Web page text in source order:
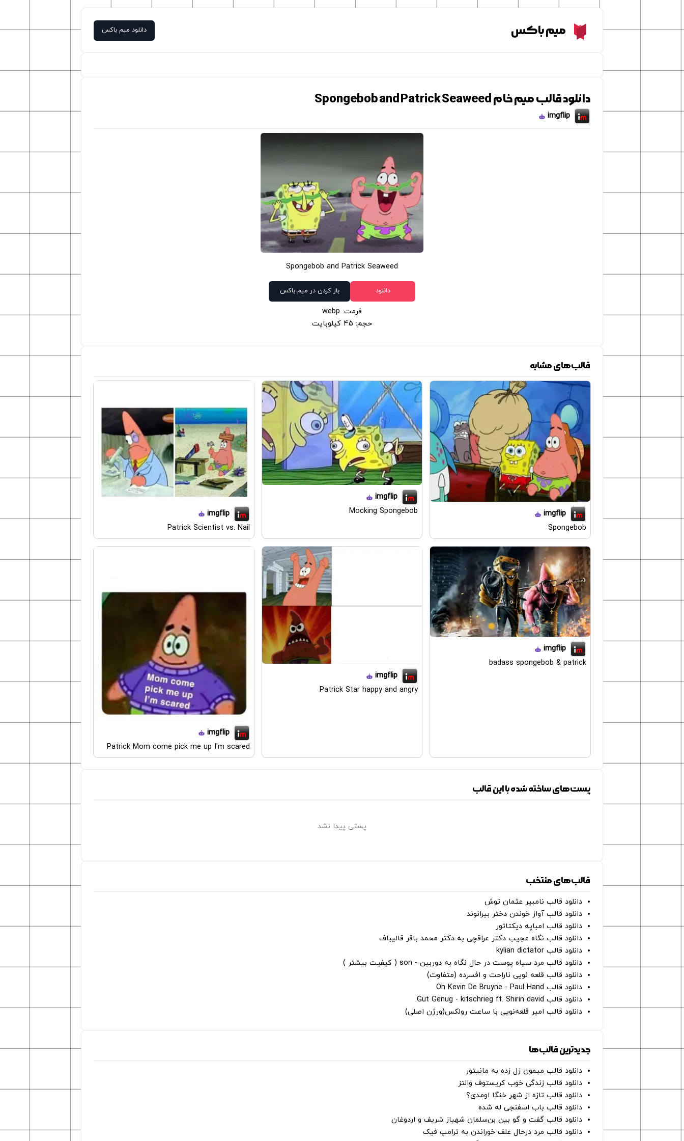
Meme Boxمیم باکس دانلود میم باکس
دانلود قالب میم خام Spongebob and Patrick Seaweed
imgflip
Spongebob and Patrick Seaweed
دانلود باز کردن در میم باکس
فرمت: webp
حجم: 45 کیلوبایت
قالب‌های مشابه
imgflip
Spongebob
imgflip
Mocking Spongebob
imgflip
Patrick Scientist vs. Nail
imgflip
badass spongebob & patrick
imgflip
Patrick Star happy and angry
imgflip
Patrick Mom come pick me up I'm scared
پست‌های ساخته شده با این قالب
پستی پیدا نشد
قالب‌های منتخب
دانلود قالب نامبیر عثمان ‌توش
دانلود قالب آواز خوندن دختر بیرانوند
دانلود قالب امباپه دیکتاتور
دانلود قالب نگاه عجیب دکتر عراقچی به دکتر محمد باقر قالیباف
دانلود قالب kylian dictator
دانلود قالب مرد سیاه پوست در حال نگاه به دوربین - son ( کیفیت بیشتر )
دانلود قالب قلعه نویی ناراحت و افسرده (متفاوت)
دانلود قالب Oh Kevin De Bruyne - Paul Hand
دانلود قالب Gut Genug - kitschrieg ft. Shirin david
دانلود قالب امیر قلعه‌نویی با ساعت رولکس(ورژن اصلی)
جدیدترین قالب‌ها
دانلود قالب میمون زل زده به مانیتور
دانلود قالب زندگی خوب کریستوف والتز
دانلود قالب تازه از شهر خنگا اومدی؟
دانلود قالب باب اسفنجی له شده
دانلود قالب گفت و گو بین بن‌سلمان شهباز شریف و اردوغان
دانلود قالب مرد درحال علف خوراندن به ترامپ فیک